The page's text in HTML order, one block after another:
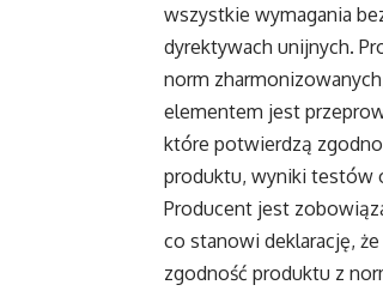
wszystkie wymagania
dyrektywach unijnych.
norm
elementem jest
które potwierdzą
produktu, wyniki testów
Producent jest
co stanowi deklarację,
zgodność produktu z